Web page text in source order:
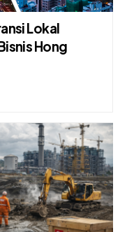
Lokal
Hong